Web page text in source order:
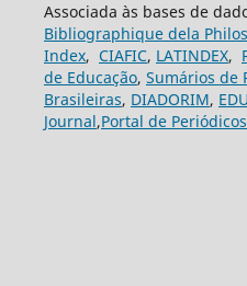
Associada às bases de
Bibliographique dela
Index, CIAFIC, LATINDEX,
de Educação, Sumários de
Brasileiras, DIADORIM,
Journal,Portal de